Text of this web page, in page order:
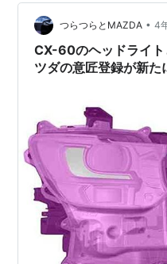
つらつらとMAZDA • 4
CX-60のヘッドライ
ツダの意匠登録が新た